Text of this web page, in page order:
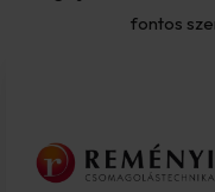
fontos